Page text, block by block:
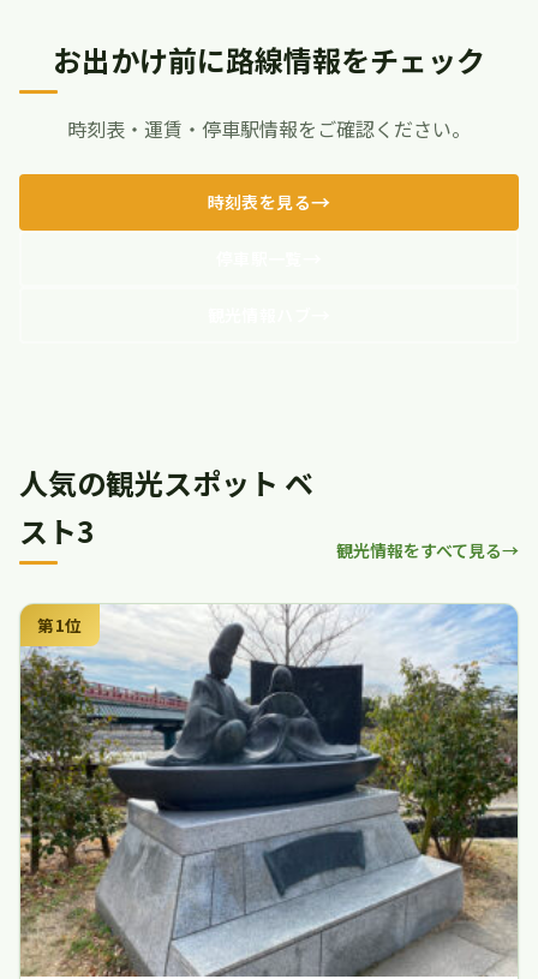
お出かけ前に路線情報をチェック
時刻表・運賃・停車駅情報をご確認ください。
時刻表を見る
人気の観光スポット ベ
スト3
観光情報をすべて見る
第1位